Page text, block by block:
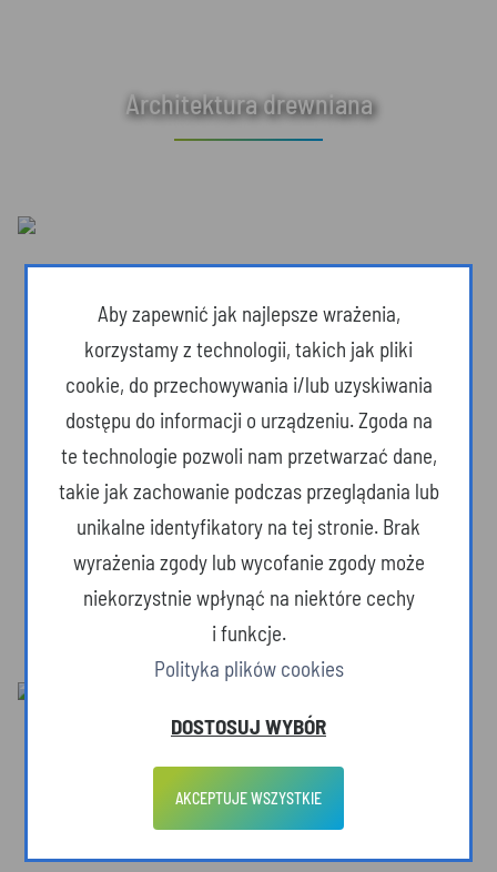
Architektura drewniana
Dzika przyroda
Aby zapewnić jak najlepsze wrażenia,
korzystamy z technologii, takich jak pliki
cookie, do przechowywania i/lub uzyskiwania
dostępu do informacji o urządzeniu. Zgoda na
te technologie pozwoli nam przetwarzać dane,
takie jak zachowanie podczas przeglądania lub
unikalne identyfikatory na tej stronie. Brak
wyrażenia zgody lub wycofanie zgody może
niekorzystnie wpłynąć na niektóre cechy
i funkcje.
Polityka plików cookies
DOSTOSUJ WYBÓR
AKCEPTUJE WSZYSTKIE